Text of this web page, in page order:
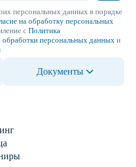
персональных данных в порядке
на обработку персональных
с Политика
обработки персональных данных и
Документы